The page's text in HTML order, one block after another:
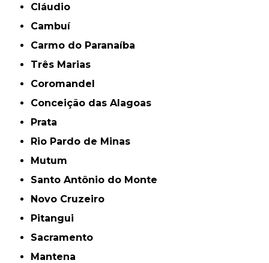
Cláudio
Cambuí
Carmo do Paranaíba
Três Marias
Coromandel
Conceição das Alagoas
Prata
Rio Pardo de Minas
Mutum
Santo Antônio do Monte
Novo Cruzeiro
Pitangui
Sacramento
Mantena